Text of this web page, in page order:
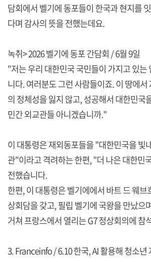
담회에서 벨기에 동포들이 한국과 현지를
다며 감사의 뜻을 전했는데요.
녹취> 2026 벨기에 동포 간담회 / 6월 9일
"저는 우리 대한민국 국민들이 가지고 있는
니다. 여러분도 그런 사람들이죠. 이 땅에
의 정체성을 잃지 않고, 성공해서 대한민국
민간 외교관들 아니겠습니까."
이 대통령은 재외동포들을 "대한민국을 빛
관"이라고 격려하는 한편, "더 나은 대한민
전했습니다.
한편, 이 대통령은 벨기에에서 바트 드 웨브
상회담을 갖고, 필립 벨기에 국왕을 만났으
거쳐 프랑스에서 열리는 G7 정상회의에 참
3. Franceinfo / 6.10 한국, AI 활용해 청소년